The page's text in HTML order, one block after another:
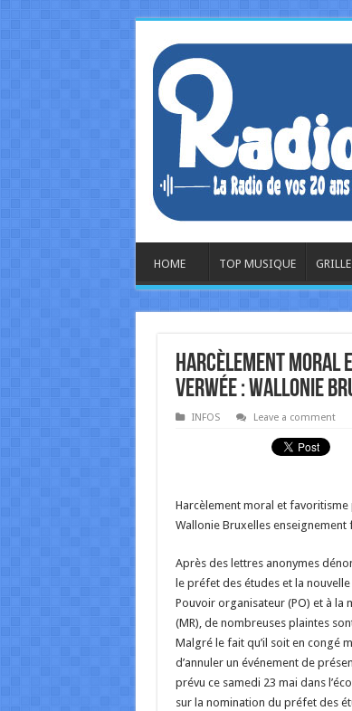
HOME TOP MUSIQUE
Harcèlement moral
Verwée : Wallonie
INFOS Leave a comment
Harcèlement moral et favoritisme
Wallonie Bruxelles enseignement
Après des lettres anonymes
le préfet des études et la
Pouvoir organisateur (PO) et à la
(MR), de nombreuses plaintes
Malgré le fait qu’il soit en congé
d’annuler un événement de
prévu ce samedi 23 mai dans
sur la nomination du préfet des